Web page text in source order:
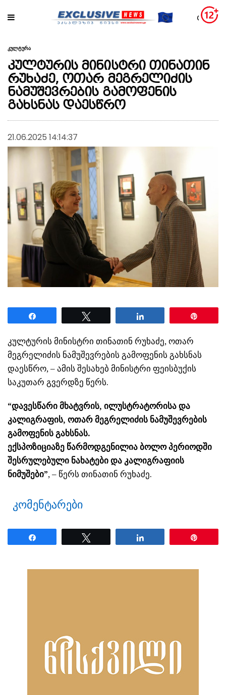
კულტურა
კულტურის მინისტრი თინათინ
რუხაძე, ოთარ მეგრელიძის
ნამუშევრების გამოფენის
გახსნას დაესწრო
21.06.2025 14:14:37
კულტურის მინისტრი თინათინ რუხაძე, ოთარ
მეგრელიძის ნამუშევრების გამოფენის გახსნას
დაესწრო, – ამის შესახებ მინისტრი ფეისბუქის
საკუთარ გვერდზე წერს.
“დავესწარი მხატვრის, ილუსტრატორისა და
კალიგრაფის, ოთარ მეგრელიძის ნამუშევრების
გამოფენის გახსნას.
ექსპოზიციაზე წარმოდგენილია ბოლო პერიოდში
შესრულებული ნახატები და კალიგრაფიის
ნიმუშები”, – წერს თინათინ რუხაძე.
კომენტარები